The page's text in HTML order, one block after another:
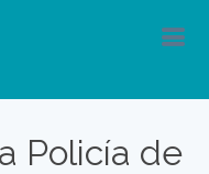
Policía de